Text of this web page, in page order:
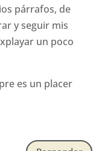
párrafos, de
y seguir mis
un poco
es un placer